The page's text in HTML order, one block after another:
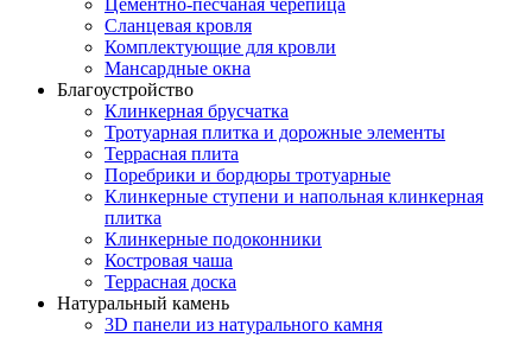
Цементно-песчаная черепица
Сланцевая кровля
Комплектующие для кровли
Мансардные окна
Благоустройство
Клинкерная брусчатка
Тротуарная плитка и дорожные элементы
Террасная плита
Поребрики и бордюры тротуарные
Клинкерные ступени и напольная клинкерная
плитка
Клинкерные подоконники
Костровая чаша
Террасная доска
Натуральный камень
3D панели из натурального камня